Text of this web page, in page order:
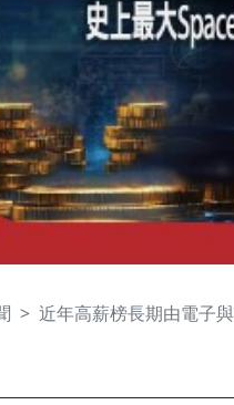
近年高薪榜長期由電子